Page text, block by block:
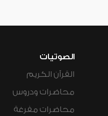
الصوتيات
القرآن الكريم
محاضرات ودروس
محاضرات مفرغة